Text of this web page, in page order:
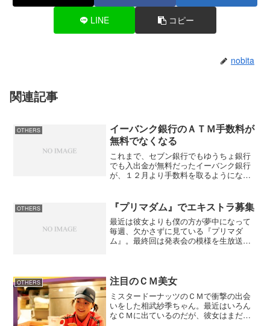
LINE コピー
nobita
関連記事
OTHERS
イーバンク銀行のＡＴＭ手数料が
無料でなくなる
これまで、セブン銀行でもゆうちょ銀行
でも入出金が無料だったイーバンク銀行
が、１２月より手数料を取るようになっ
でも変わらない。サービスの内容が悪く
なると言うことは銀行の運...
OTHERS 『プリマダム』でエキストラ募集
最近は彼女よりも僕の方が夢中になって
毎週、欠かさずに見ている『プリマダ
ム』。最終回は発表会の模様を生放送で
たったら彼女にプレゼントし...
OTHERS 注目のＣＭ美女
ミスタードーナッツのＣＭで衝撃の出会
いをした相武紗季ちゃん。最近はいろん
なＣＭに出ているのだが、彼女はまだ１